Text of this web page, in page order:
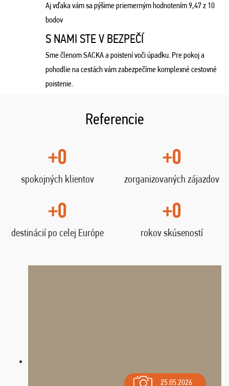
Aj vďaka vám sa pýšime priemerným hodnotením 9,47 z 10
bodov
S NAMI STE V BEZPEČÍ
Sme členom SACKA a poistení voči úpadku. Pre pokoj a
pohodlie na cestách vám zabezpečíme komplexné cestovné
poistenie.
Referencie
+0
spokojných klientov
+0
zorganizovaných zájazdov
+0
destinácií po celej Európe
+0
rokov skúseností
25.05.2026